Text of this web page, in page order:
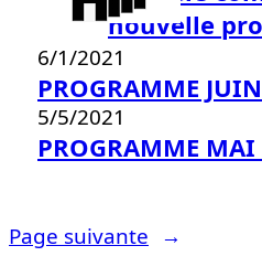
nouvelle
6/1/2021
PROGRAMME
5/5/2021
PROGRAMME MAI
Page suivante →